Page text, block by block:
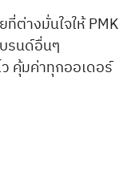
ต่างมั่นใจให้ PMK
รนด์อื่นๆ
คุ้มค่าทุกออเดอร์